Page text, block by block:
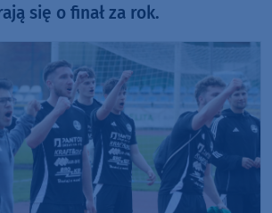
się o finał za rok.